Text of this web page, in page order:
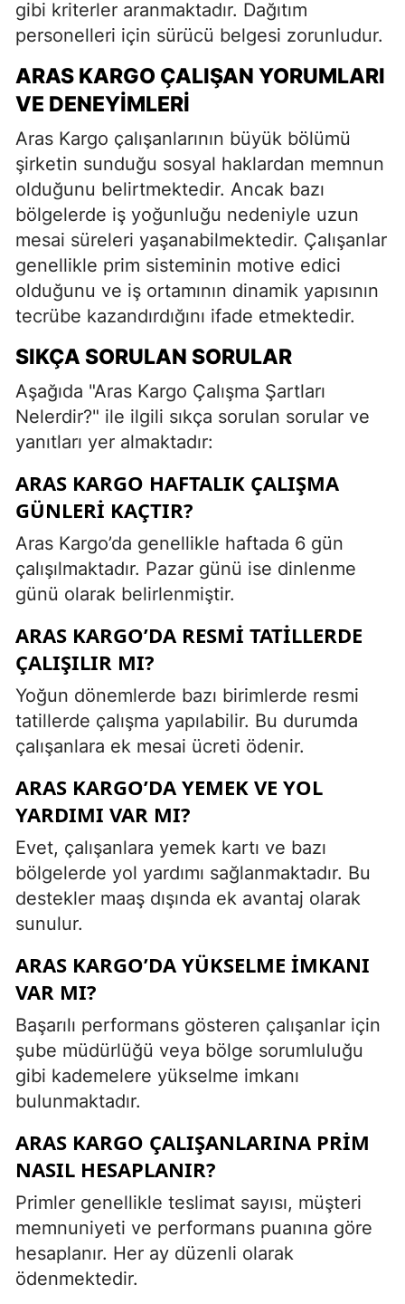
gibi kriterler aranmaktadır. Dağıtım
personelleri için sürücü belgesi zorunludur.
ARAS KARGO ÇALIŞAN YORUMLARI
VE DENEYIMLERI
Aras Kargo çalışanlarının büyük bölümü
şirketin sunduğu sosyal haklardan memnun
olduğunu belirtmektedir. Ancak bazı
bölgelerde iş yoğunluğu nedeniyle uzun
mesai süreleri yaşanabilmektedir. Çalışanlar
genellikle prim sisteminin motive edici
olduğunu ve iş ortamının dinamik yapısının
tecrübe kazandırdığını ifade etmektedir.
SIKÇA SORULAN SORULAR
Aşağıda "Aras Kargo Çalışma Şartları
Nelerdir?" ile ilgili sıkça sorulan sorular ve
yanıtları yer almaktadır:
ARAS KARGO HAFTALIK ÇALIŞMA
GÜNLERI KAÇTIR?
Aras Kargo’da genellikle haftada 6 gün
çalışılmaktadır. Pazar günü ise dinlenme
günü olarak belirlenmiştir.
ARAS KARGO’DA RESMI TATILLERDE
ÇALIŞILIR MI?
Yoğun dönemlerde bazı birimlerde resmi
tatillerde çalışma yapılabilir. Bu durumda
çalışanlara ek mesai ücreti ödenir.
ARAS KARGO’DA YEMEK VE YOL
YARDIMI VAR MI?
Evet, çalışanlara yemek kartı ve bazı
bölgelerde yol yardımı sağlanmaktadır. Bu
destekler maaş dışında ek avantaj olarak
sunulur.
ARAS KARGO’DA YÜKSELME İMKANI
VAR MI?
Başarılı performans gösteren çalışanlar için
şube müdürlüğü veya bölge sorumluluğu
gibi kademelere yükselme imkanı
bulunmaktadır.
ARAS KARGO ÇALIŞANLARINA PRIM
NASIL HESAPLANIR?
Primler genellikle teslimat sayısı, müşteri
memnuniyeti ve performans puanına göre
hesaplanır. Her ay düzenli olarak
ödenmektedir.